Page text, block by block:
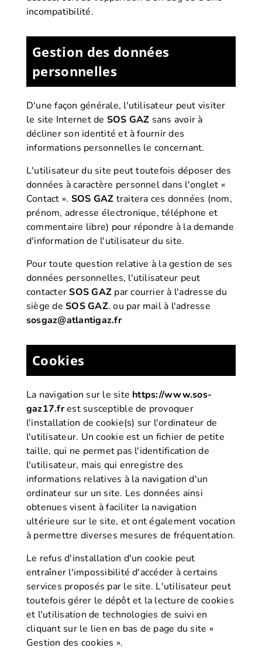
incompatibilité.
Gestion des données
personnelles
D'une façon générale, l'utilisateur peut visiter
le site Internet de SOS GAZ sans avoir à
décliner son identité et à fournir des
informations personnelles le concernant.
L'utilisateur du site peut toutefois déposer des
données à caractère personnel dans l'onglet «
Contact ». SOS GAZ traitera ces données (nom,
prénom, adresse électronique, téléphone et
commentaire libre) pour répondre à la demande
d'information de l'utilisateur du site.
Pour toute question relative à la gestion de ses
données personnelles, l'utilisateur peut
contacterSOS GAZ par courrier à l'adresse du
siège deSOS GAZ. ou par mail à l'adresse
sosgaz@atlantigaz.fr
Cookies
La navigation sur le site https://www.sos-
gaz17.frest susceptible de provoquer
l'installation de cookie(s) sur l'ordinateur de
l'utilisateur. Un cookie est un fichier de petite
taille, qui ne permet pas l'identification de
l'utilisateur, mais qui enregistre des
informations relatives à la navigation d'un
ordinateur sur un site. Les données ainsi
obtenues visent à faciliter la navigation
ultérieure sur le site, et ont également vocation
à permettre diverses mesures de fréquentation.
Le refus d'installation d'un cookie peut
entraîner l'impossibilité d'accéder à certains
services proposés par le site. L'utilisateur peut
toutefois gérer le dépôt et la lecture de cookies
et l'utilisation de technologies de suivi en
cliquant sur le lien en bas de page du site «
Gestion des cookies ».